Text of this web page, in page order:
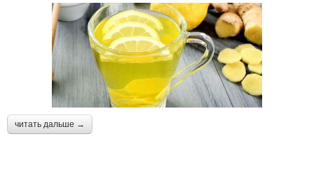
читать дальше →